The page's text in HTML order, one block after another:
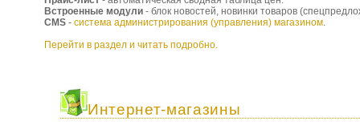
Встроенные модули - блок новостей, новинки товаров
CMS - система администрирования (управления) магазином.
Перейти в раздел и читать подробно.
Интернет-магазины